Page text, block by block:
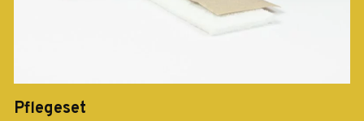
Pflegeset